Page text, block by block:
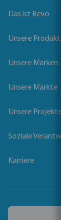
Das ist Bevo
Unsere Produkte
Unsere Marken
Unsere Märkte
Unsere Projekte
Soziale
Karriere